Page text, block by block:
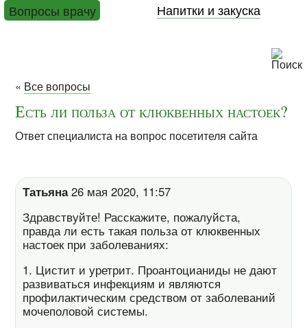
Вопросы врачу
Напитки и закуска
« Все вопросы
Есть ли польза от клюквенных настоек?
Ответ специалиста на вопрос посетителя сайта
Татьяна26 мая 2020, 11:57
Здравствуйте! Расскажите, пожалуйста,
правда ли есть такая польза от клюквенных
настоек при заболеваниях:
1. Цистит и уретрит. Проантоцианиды не дают
развиваться инфекциям и являются
профилактическим средством от заболеваний
мочеполовой системы.